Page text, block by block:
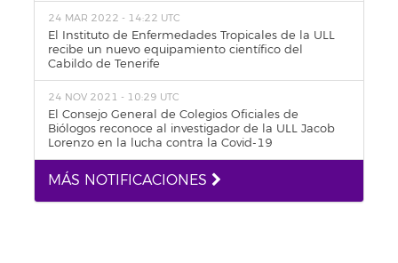
24 MAR 2022 - 14:22 UTC
El Instituto de Enfermedades Tropicales de la ULL
recibe un nuevo equipamiento científico del
Cabildo de Tenerife
24 NOV 2021 - 10:29 UTC
El Consejo General de Colegios Oficiales de
Biólogos reconoce al investigador de la ULL Jacob
Lorenzo en la lucha contra la Covid-19
MÁS NOTIFICACIONES